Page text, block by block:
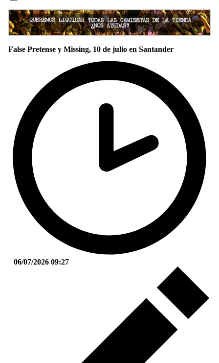
False Pretense y Missing, 10 de julio en Santander
06/07/2026 09:27